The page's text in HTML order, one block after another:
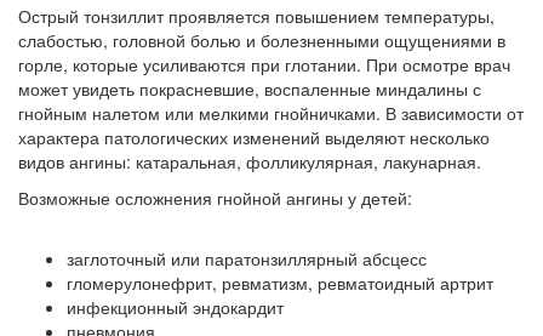
Острый тонзиллит проявляется повышением температуры,
слабостью, головной болью и болезненными ощущениями в
горле, которые усиливаются при глотании. При осмотре врач
может увидеть покрасневшие, воспаленные миндалины с
гнойным налетом или мелкими гнойничками. В зависимости от
характера патологических изменений выделяют несколько
видов ангины: катаральная, фолликулярная, лакунарная.
Возможные осложнения гнойной ангины у детей:
заглоточный или паратонзиллярный абсцесс
гломерулонефрит, ревматизм, ревматоидный артрит
инфекционный эндокардит